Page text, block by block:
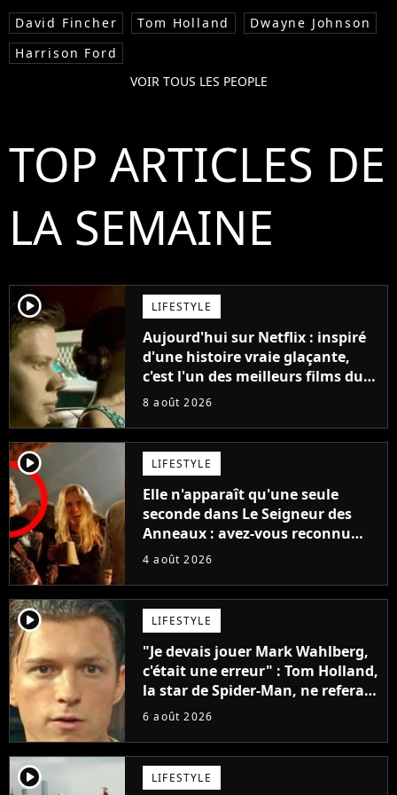
David Fincher Tom Holland
Dwayne Johnson
Harrison Ford
VOIR TOUS LES PEOPLE
TOP ARTICLES DE
LA SEMAINE
player2 LIFESTYLE
Aujourd'hui sur Netflix : inspiré
d'une histoire vraie glaçante,
c'est l'un des meilleurs films du
21ème siècle
8 août 2026
player2 LIFESTYLE
Elle n'apparaît qu'une seule
seconde dans Le Seigneur des
Anneaux : avez-vous reconnu
cette légende du cinéma dans la
4 août 2026
player2 LIFESTYLE
"Je devais jouer Mark Wahlberg,
c'était une erreur" : Tom Holland,
la star de Spider-Man, ne referait
pas ce blockbuster
6 août 2026
player2 LIFESTYLE